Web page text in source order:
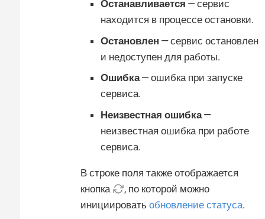
Останавливается — сервис
находится в процессе остановки.
Остановлен — сервис остановлен
и недоступен для работы.
Ошибка— ошибка при запуске
сервиса.
Неизвестная ошибка—
неизвестная ошибка при работе
сервиса.
В строке поля также отображается
кнопка
, по которой можно
инициировать обновление статуса.